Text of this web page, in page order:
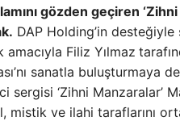
gözden geçiren
DAP Holding’in
Filiz Yılmaz
sanatla buluşturmaya
sergisi ‘Zihni Manzaralar’
mistik ve ilahi taraflarını